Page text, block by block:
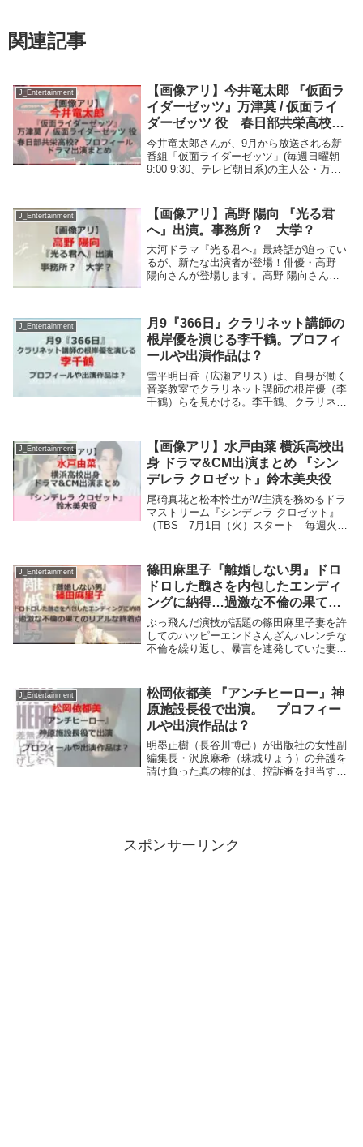
関連記事
J_Entertainment
【画像アリ】今井竜太郎 『仮面ラ
イダーゼッツ』万津莫 / 仮面ライ
ダーゼッツ 役 春日部共栄高校?
Wiki プロフィール ドラマ出演ま
とめ
今井竜太郎さんが、9月から放送される新
番組「仮面ライダーゼッツ」(毎週日曜朝
9:00-9:30、テレビ朝日系)の主人公・万津
出演は?今井竜太郎 『仮面ライダーゼ...
J_Entertainment
【画像アリ】高野 陽向 『光る君
へ』出演。事務所？ 大学？
大河ドラマ『光る君へ』最終話が迫ってい
るが、新たな出演者が登場！俳優・高野
陽向さんが登場します。高野 陽向さんに
大河ドラマ『光る君へ』最終話に出演。後
一条天皇役...
J_Entertainment
月9『366日』クラリネット講師の
根岸優を演じる李千鶴。プロフィ
ールや出演作品は？
雪平明日香（広瀬アリス）は、自身が働く
音楽教室でクラリネット講師の根岸優（李
千鶴）らを見かける。李千鶴、クラリネッ
紹介します。この記事でわかること。 李
千鶴のプロフ...
J_Entertainment
【画像アリ】水戸由菜 横浜高校出
身 ドラマ&CM出演まとめ 『シン
デレラ クロゼット』鈴木美央役
尾碕真花と松本怜生がW主演を務めるドラ
マストリーム『シンデレラ クロゼット』
（TBS 7月1日（火）スタート 毎週火
った超人気美容系インフルエンサー・ミオ
リ...
J_Entertainment
篠田麻里子『離婚しない男』ドロ
ドロした醜さを内包したエンディ
ングに納得…過激な不倫の果ての
リアルな終着点
ぶっ飛んだ演技が話題の篠田麻里子妻を許
してのハッピーエンドさんざんハレンチな
不倫を繰り返し、暴言を連発していた妻を
（テレビ朝日系）が、3月16日（土）深夜
に最終話（...
J_Entertainment
松岡依都美 『アンチヒーロー』神
原施設長役で出演。 プロフィー
ルや出演作品は？
明墨正樹（長谷川博己）が出版社の女性副
編集長・沢原麻希（珠城りょう）の弁護を
請け負った真の標的は、控訴審を担当する
スポンサーリンク